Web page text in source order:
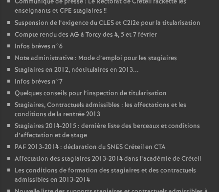
enseignants etCPE stagiaires !!
Suspension de l’exigence duCLESet C2I2e pour la titularisation
Compte rendu des AG à Torcy des 4, 5 et 7 février
Infos brèves n°6
Note administrative : Mode d’emploi pour les stagiaires
Stagiaires en 2012, néotitulaires en 2013...
Infos brèves n°7
Quelques conseils pour l’inspection de titularisation
Stagiaires, Contractuels admissibles : les affectations et les
conditions de la rentrée 2013
Stagiaires 2014-2015 : dernière liste des berceaux et conditions
d’affectation et de stage
PAF2013-2014 : déclaration duSNESCréteil en CTA
Affectation des stagiaires 2013-2014 dans l’académie de Créteil
Les conditions de formation des stagiaires et des contractuels
admissibles en 2013-2014